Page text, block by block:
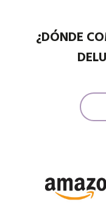
¿DÓNDE